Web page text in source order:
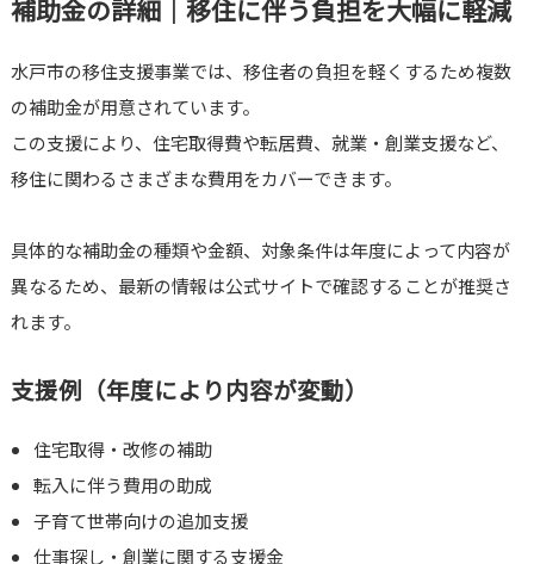
補助金の詳細｜移住に伴う負担を大幅に軽減
水戸市の移住支援事業では、移住者の負担を軽くするため複数
の補助金が用意されています。
この支援により、住宅取得費や転居費、就業・創業支援など、
移住に関わるさまざまな費用をカバーできます。
具体的な補助金の種類や金額、対象条件は年度によって内容が
異なるため、最新の情報は公式サイトで確認することが推奨さ
れます。
支援例（年度により内容が変動）
住宅取得・改修の補助
転入に伴う費用の助成
子育て世帯向けの追加支援
仕事探し・創業に関する支援金